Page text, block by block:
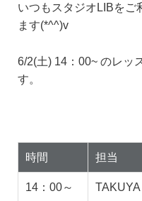
いつもスタジオLIBをご
ます(*^^)v
6/2(土) 14：00~ のレッ
す。
時間 担当
14：00～ TAKUYA